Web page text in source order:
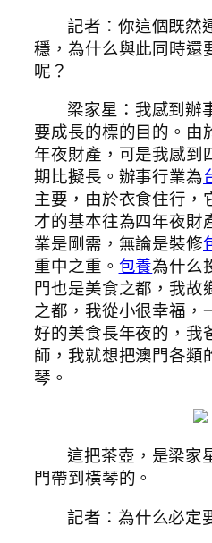
記者：你這個既然
穩，為什么與此同時還
呢？
梁家星：我感到辦
要成長的標的目的。由
年夜財產，可是我感到
期比擬長。辦事行業為
主要，由於衣食住行，
才的基本往為四年夜財
業是剛需，無論是裝修
重中之重。 包養為什么
門也是美食之都，我故
之都，我從小很幸福，
好的美食長年夜的，我
師，我就想把澳門各類
琴。
這把茶壺，是梁家
門帶到橫琴的。
記者：為什么必定